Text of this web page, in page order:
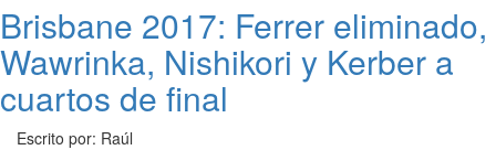
Brisbane 2017: Ferrer eliminado,
Wawrinka, Nishikori y Kerber a
cuartos de final
Escrito por: Raúl